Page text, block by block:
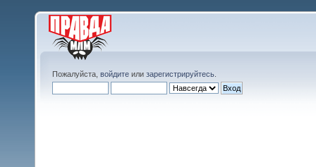
Пожалуйста, войдите или зарегистрируйтесь